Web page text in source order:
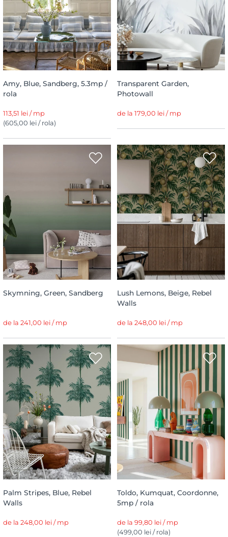
Amy, Blue, Sandberg, 5.3mp /
rola
113,51 lei / mp
(605,00 lei / rola)
Transparent Garden,
Photowall
de la 179,00 lei / mp
Skymning, Green, Sandberg
de la 241,00 lei / mp
Lush Lemons, Beige, Rebel
Walls
de la 248,00 lei / mp
Palm Stripes, Blue, Rebel
Walls
de la 248,00 lei / mp
Toldo, Kumquat, Coordonne,
5mp / rola
de la 99,80 lei / mp
(499,00 lei / rola)